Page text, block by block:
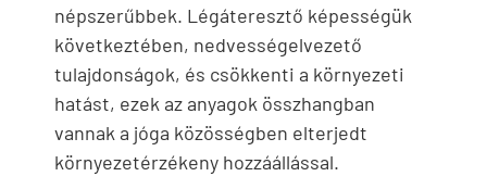
népszerűbbek. Légáteresztő képességük
következtében, nedvességelvezető
tulajdonságok, és csökkenti a környezeti
hatást, ezek az anyagok összhangban
vannak a jóga közösségben elterjedt
környezetérzékeny hozzáállással.